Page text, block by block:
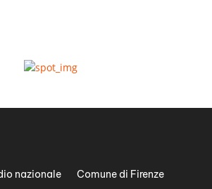
nazionale
Comune di Firenze